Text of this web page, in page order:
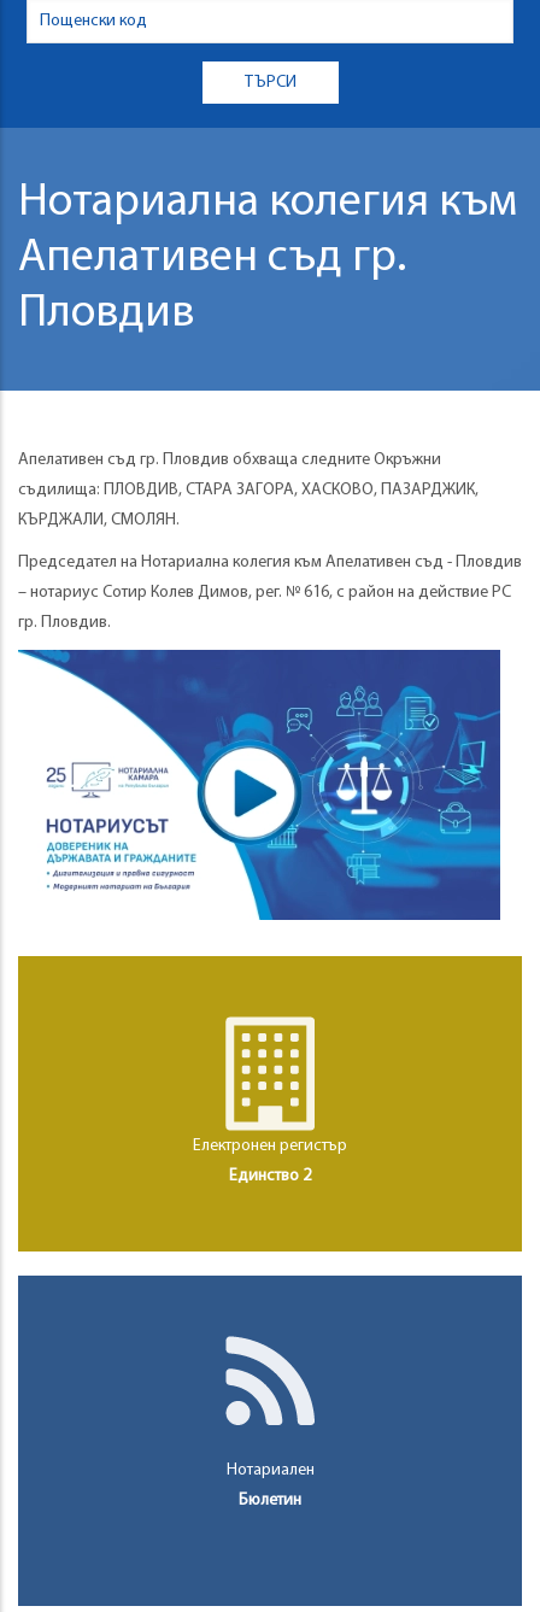
Нотариална колегия към
Апелативен съд гр.
Пловдив
Апелативен съд гр. Пловдив обхваща следните Окръжни
съдилища: ПЛОВДИВ, СТАРА ЗАГОРА, ХАСКОВО, ПАЗАРДЖИК,
КЪРДЖАЛИ, СМОЛЯН.
Председател на Нотариална колегия към Апелативен съд - Пловдив
– нотариус Сотир Колев Димов, рег. № 616, с район на действие РС
гр. Пловдив.
Електронен регистър
Единство 2
Нотариален
Бюлетин